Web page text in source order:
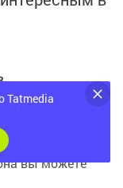
вы можете
Tatmedia